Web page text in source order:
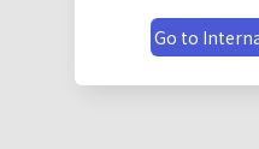
Go to